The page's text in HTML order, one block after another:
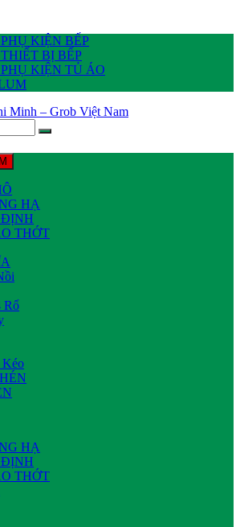
KIỆN BẾP
BỊ BẾP
KIỆN TỦ ÁO
HẠ
ĐỊNH
THỚT
Rổ
Kéo
HẠ
ĐỊNH
THỚT